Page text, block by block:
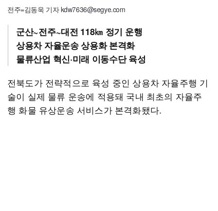
전주=김동욱 기자 kdw7636@segye.com
군산~전주~대전 118㎞ 정기 운행
상용차 자율운송 상용화 본격화
물류산업 혁신·미래 이동수단 육성
전북도가 전략적으로 육성 중인 상용차 자율주행 기
술이 실제 물류 운송에 적용돼 국내 최초의 자율주
행 화물 유상운송 서비스가 본격화됐다.